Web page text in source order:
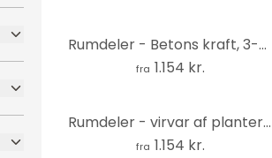
Rumdeler - Betons kraft, 3-delt
fra 1.154 kr.
Rumdeler - virvar af planter, 3-delt
fra 1.154 kr.